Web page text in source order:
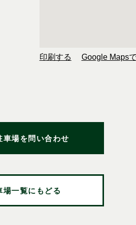
印刷する Google Maps
車場を問い合わせ
場一覧にもどる